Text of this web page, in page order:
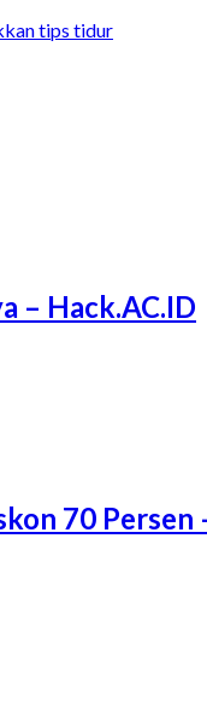
tips tidur
– Hack.AC.ID
70 Persen